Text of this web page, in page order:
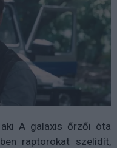
A galaxis őrzői óta
raptorokat szelídít,